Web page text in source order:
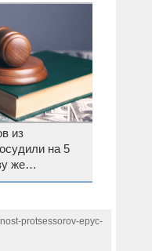
из
на 5
же
protsessorov-epyc-